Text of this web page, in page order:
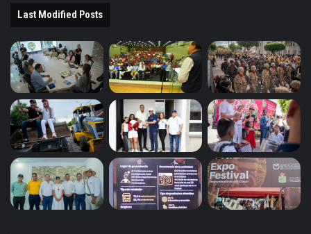
Last Modified Posts